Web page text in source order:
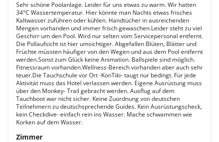
Sehr schöne Poolanlage. Leider für uns etwas zu warm. Wir hatten
34°C Wassertemperatur. Hier könnte man Nachts etwas frisches
Kaltwasser zuführen oder kühlen. Handtücher in ausreichenden
Mengen vorhanden und immer frisch gewaschen.Leider steht zu viel
Geschirr um den Pool. Wird nur selten vom Servicepersonal entfernt.
Die Pollaufsicht ist hier umsichtiger. Abgefallen Blüten, Blätter und
Früchte müssten häufiger von den Wegen und aus dem Pool entfernt
werden.Sonst zum Glück keine Animation. Ballspiele sind möglich.
Fitnessraum vorhanden.Wellness-Bereich vorhanden aber auch sehr
teuer.Die Tauchschule vor Ort -KonTiki- taugt nur bedingt. Für jede
Aktivität muss das Hotel verlassen werden. Eigene Ausrüstung muss
über den Monkey- Trail gebracht werden. Ausflug auf dem
Tauchboot war nicht sicher. Keine Zuordnung von deutschen
Teilnehmern zu deutschsprechende Guides. Kein Ausrüstungscheck,
kein Checkdive- einfach rein ins Wasser. Mache schwammen wie
Korken auf dem Wasser.
Zimmer